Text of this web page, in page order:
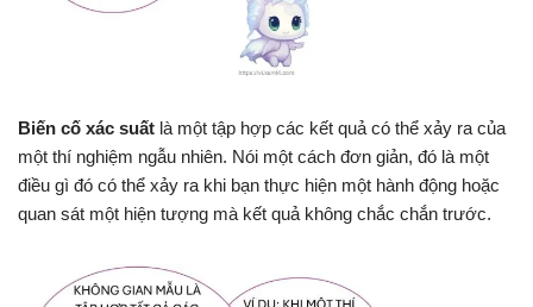
Biến cố xác suất là một tập hợp các kết quả có thể xảy ra của
một thí nghiệm ngẫu nhiên. Nói một cách đơn giản, đó là một
điều gì đó có thể xảy ra khi bạn thực hiện một hành động hoặc
quan sát một hiện tượng mà kết quả không chắc chắn trước.